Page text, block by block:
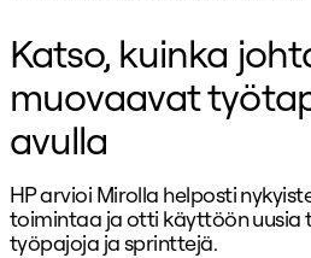
Katso, kuinka
muovaavat
avulla
HP arvioi Mirolla helposti
toimintaa ja otti käyttöön uusia
työpajoja ja sprinttejä.